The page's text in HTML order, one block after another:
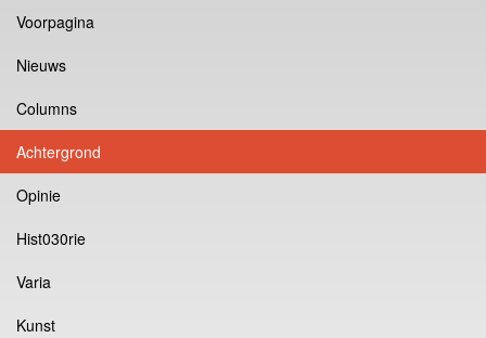
Voorpagina
Nieuws
Columns
Achtergrond
Opinie
Hist030rie
Varia
Kunst